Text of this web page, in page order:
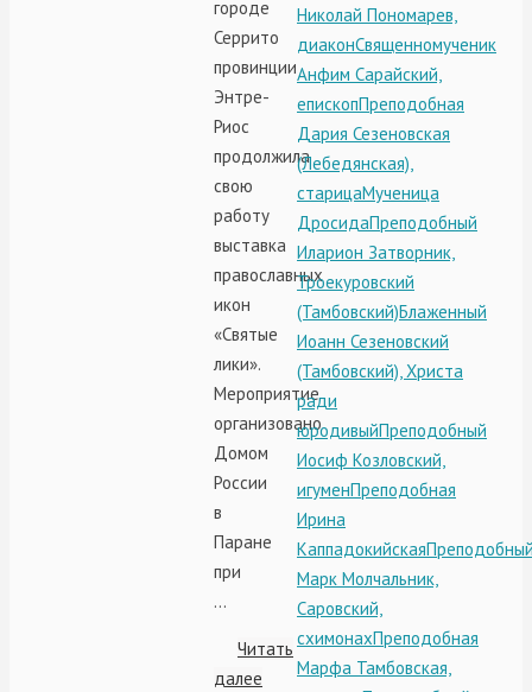
городе
Серрито
провинции
Энтре-
Риос
продолжила
свою
работу
выставка
православных
икон
«Святые
лики».
Мероприятие
организовано
Домом
России
в
Паране
при
…
Читать
далее
Николай Пономарев,
диаконСвященномученик
Анфим Сарайский,
епископПреподобная
Дария Сезеновская
(Лебедянская),
старицаМученица
ДросидаПреподобный
Иларион Затворник,
Троекуровский
(Тамбовский)Блаженный
Иоанн Сезеновский
(Тамбовский), Христа
ради
юродивыйПреподобный
Иосиф Козловский,
игуменПреподобная
Ирина
Каппадокийская
Марк Молчальник,
Саровский,
схимонахПреподобная
Марфа Тамбовская,